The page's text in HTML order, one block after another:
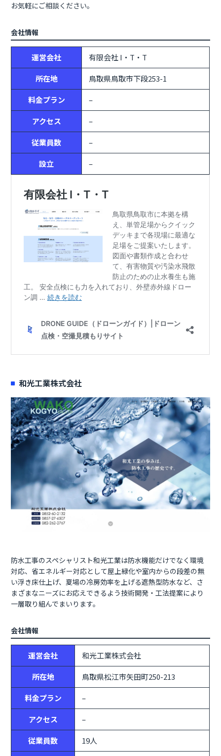
会社情報
運営会社 有限会社 I・T・T
所在地 鳥取県鳥取市下段253-1
料金プラン –
アクセス –
従業員数 –
設立 –
和光工業株式会社
防水工事のスペシャリスト和光工業は防水機能だけでなく環境
対応、省エネルギー対応として屋上緑化や室内からの段差の無
い浮き床仕上げ、夏場の冷房効率を上げる遮熱型防水など、さ
まざまなニーズにお応えできるよう技術開発・工法提案により
会社情報
運営会社 和光工業株式会社
所在地 鳥取県松江市矢田町250-213
料金プラン –
アクセス –
従業員数 19人